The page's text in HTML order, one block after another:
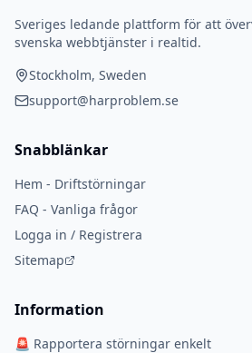
Sveriges ledande plattform för att
svenska webbtjänster i realtid.
Stockholm, Sweden
support@harproblem.se
Snabblänkar
Hem - Driftstörningar
FAQ - Vanliga frågor
Logga in / Registrera
Sitemap
Information
🚨 Rapportera störningar enkelt